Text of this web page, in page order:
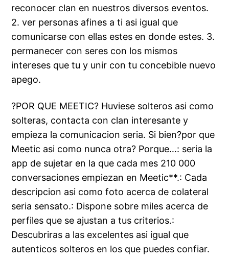
reconocer clan en nuestros diversos eventos.
2. ver personas afines a ti asi igual que
comunicarse con ellas estes en donde estes. 3.
permanecer con seres con los mismos
intereses que tu y unir con tu concebible nuevo
apego.
?POR QUE MEETIC? Huviese solteros asi­ como
solteras, contacta con clan interesante y
empieza la comunicacion seria. Si bien?por que
Meetic asi como nunca otra? Porque…: seria la
app de sujetar en la que cada mes 210 000
conversaciones empiezan en Meetic**.: Cada
descripcion asi­ como foto acerca de colateral
seria sensato.: Dispone sobre miles acerca de
perfiles que se ajustan a tus criterios.:
Descubriras a las excelentes asi igual que
autenticos solteros en los que puedes confiar.